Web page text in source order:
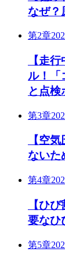
なぜ？
第2章
【走
ル！「
と点検
第3章
【空
ないた
第4章
【ひ
要なひ
第5章